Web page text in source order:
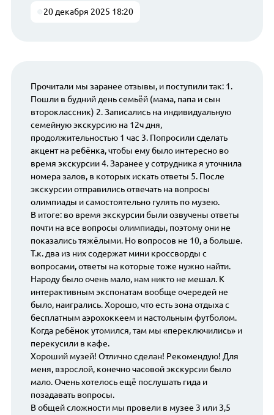
20 декабря 2025 18:20
Прочитали мы заранее отзывы, и поступили так: 1.
Пошли в будний день семьёй (мама, папа и сын
второклассник) 2. Записались на индивидуальную
семейную экскурсию на 12ч дня,
продолжительностью 1 час 3. Попросили сделать
акцент на ребёнка, чтобы ему было интересно во
время экскурсии 4. Заранее у сотрудника я уточнила
номера залов, в которых искать ответы 5. После
экскурсии отправились отвечать на вопросы
олимпиады и самостоятельно гулять по музею.
В итоге: во время экскурсии были озвучены ответы
почти на все вопросы олимпиады, поэтому они не
показались тяжёлыми. Но вопросов не 10, а больше.
Т.к. два из них содержат мини кроссворды с
вопросами, ответы на которые тоже нужно найти.
Народу было очень мало, нам никто не мешал. К
интерактивным экспонатам вообще очередей не
было, наигрались. Хорошо, что есть зона отдыха с
бесплатным аэрохоккеем и настольным футболом.
Когда ребёнок утомился, там мы «переключились» и
перекусили в кафе.
Хороший музей! Отлично сделан! Рекомендую! Для
меня, взрослой, конечно часовой экскурсии было
мало. Очень хотелось ещё послушать гида и
позадавать вопросы.
В общей сложности мы провели в музее 3 или 3,5